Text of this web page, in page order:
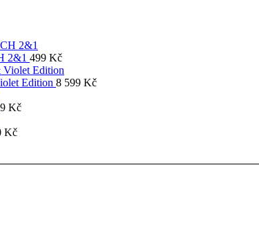
2&1 499 Kč
Edition 8 599 Kč
Kč
Kč